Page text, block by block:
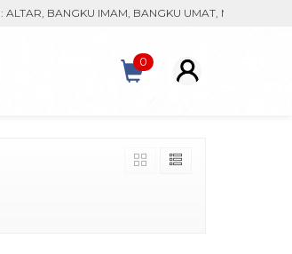
BANGKU IMAM, BANGKU UMAT, MONSTRAN,
0